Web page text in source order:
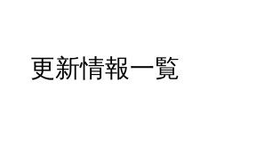
更新情報一覧